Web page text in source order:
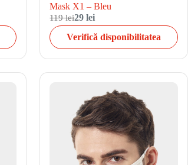
Mask X1 – Bleu
119 lei29 lei
Verifică disponibilitatea